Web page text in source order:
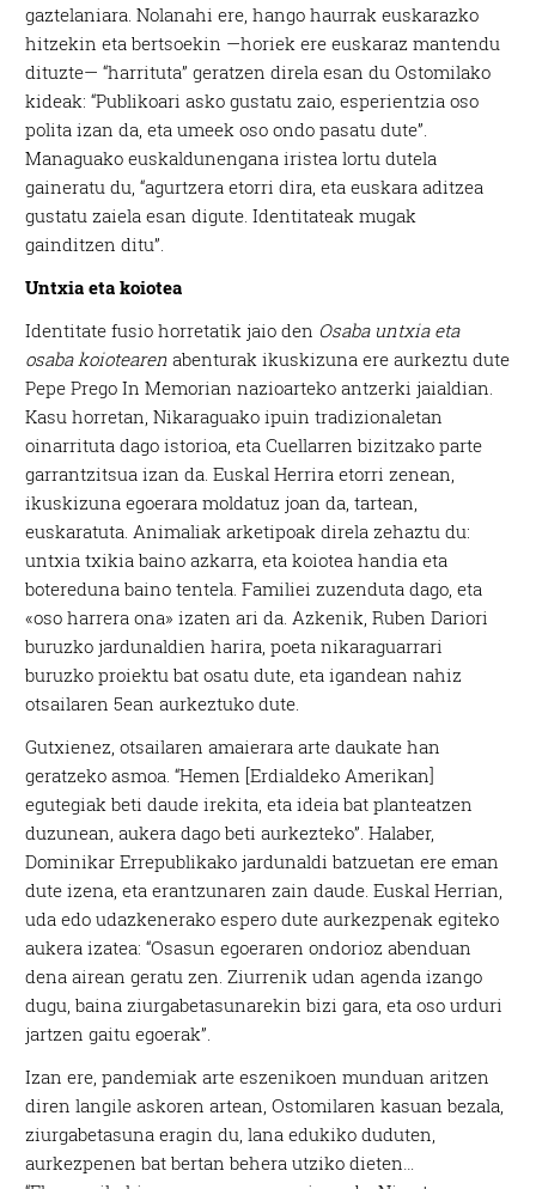
gaztelaniara. Nolanahi ere, hango haurrak euskarazko
hitzekin eta bertsoekin —horiek ere euskaraz mantendu
dituzte— “harrituta” geratzen direla esan du Ostomilako
kideak: “Publikoari asko gustatu zaio, esperientzia oso
polita izan da, eta umeek oso ondo pasatu dute”.
Managuako euskaldunengana iristea lortu dutela
gaineratu du, “agurtzera etorri dira, eta euskara aditzea
gustatu zaiela esan digute. Identitateak mugak
gainditzen ditu”.
Untxia eta koiotea
Identitate fusio horretatik jaio den Osaba untxia eta
osaba koiotearen abenturak ikuskizuna ere aurkeztu dute
Pepe Prego In Memorian nazioarteko antzerki jaialdian.
Kasu horretan, Nikaraguako ipuin tradizionaletan
oinarrituta dago istorioa, eta Cuellarren bizitzako parte
garrantzitsua izan da. Euskal Herrira etorri zenean,
ikuskizuna egoerara moldatuz joan da, tartean,
euskaratuta. Animaliak arketipoak direla zehaztu du:
untxia txikia baino azkarra, eta koiotea handia eta
botereduna baino tentela. Familiei zuzenduta dago, eta
«oso harrera ona» izaten ari da. Azkenik, Ruben Dariori
buruzko jardunaldien harira, poeta nikaraguarrari
buruzko proiektu bat osatu dute, eta igandean nahiz
otsailaren 5ean aurkeztuko dute.
Gutxienez, otsailaren amaierara arte daukate han
geratzeko asmoa. “Hemen [Erdialdeko Amerikan]
egutegiak beti daude irekita, eta ideia bat planteatzen
duzunean, aukera dago beti aurkezteko”. Halaber,
Dominikar Errepublikako jardunaldi batzuetan ere eman
dute izena, eta erantzunaren zain daude. Euskal Herrian,
uda edo udazkenerako espero dute aurkezpenak egiteko
aukera izatea: “Osasun egoeraren ondorioz abenduan
dena airean geratu zen. Ziurrenik udan agenda izango
dugu, baina ziurgabetasunarekin bizi gara, eta oso urduri
jartzen gaitu egoerak”.
Izan ere, pandemiak arte eszenikoen munduan aritzen
diren langile askoren artean, Ostomilaren kasuan bezala,
ziurgabetasuna eragin du, lana edukiko duduten,
aurkezpenen bat bertan behera utziko dieten…